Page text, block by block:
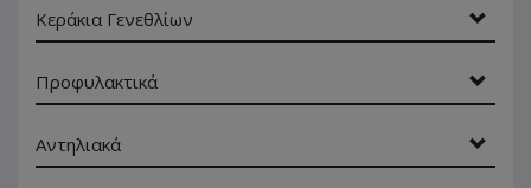
Κεράκια Γενεθλίων
Προφυλακτικά
Αντηλιακά